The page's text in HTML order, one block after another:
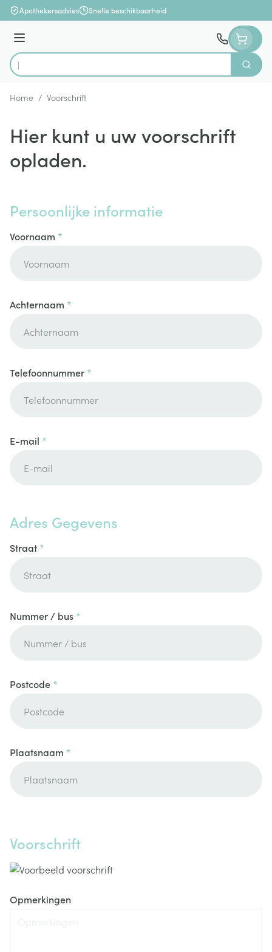
Ga naar de inhoud
Apothekersadvies Snelle beschikbaarheid
Menu
Product, merk, categorie...
Zoek
Home / Voorschrift
Hier kunt u uw voorschrift
opladen.
Persoonlijke informatie
Voornaam
Achternaam
Telefoonnummer
E-mail
Adres Gegevens
Straat
Nummer / bus
Postcode
Plaatsnaam
Voorschrift
Opmerkingen